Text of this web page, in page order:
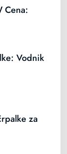
Cena:
Vodnik
za